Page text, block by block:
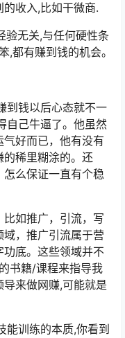
收入,比如干微商.
验无关,与任何硬性条
,都有赚到钱的机会。
到钱以后心态就不一
自己牛逼了。他虽然
好而已，他有没有
稀里糊涂的。还
么保证一直有个稳
如推广，引流，写
，推广引流属于营
底。这些领域并不
书籍/课程来指导我
来做网赚,可能就是
能训练的本质,你看到